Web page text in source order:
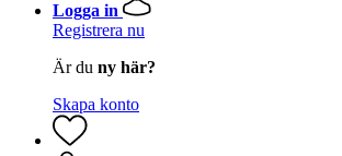
Logga in
Registrera nu
Är du ny här?
Skapa konto